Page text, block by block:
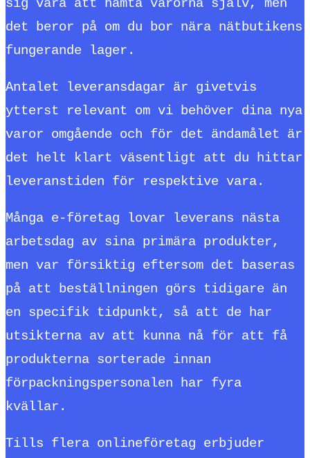
sig vara att hämta varorna själv, men
det beror på om du bor nära nätbutikens
fungerande lager.
Antalet leveransdagar är givetvis
ytterst relevant om vi behöver dina nya
varor omgående och för det ändamålet är
det helt klart väsentligt att du hittar
leveranstiden för respektive vara.
Många e-företag lovar leverans nästa
arbetsdag av sina primära produkter,
men var försiktig eftersom det baseras
på att beställningen görs tidigare än
en specifik tidpunkt, så att de har
utsikterna av att kunna nå för att få
produkterna sorterade innan
förpackningspersonalen har fyra
kvällar.
Tills flera onlineföretag erbjuder